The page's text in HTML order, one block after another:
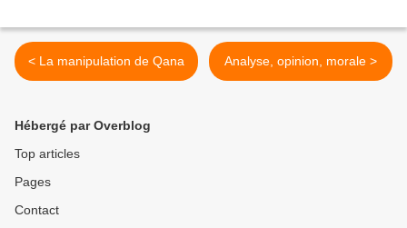
< La manipulation de Qana Analyse, opinion, morale >
Hébergé par Overblog
Top articles
Pages
Contact